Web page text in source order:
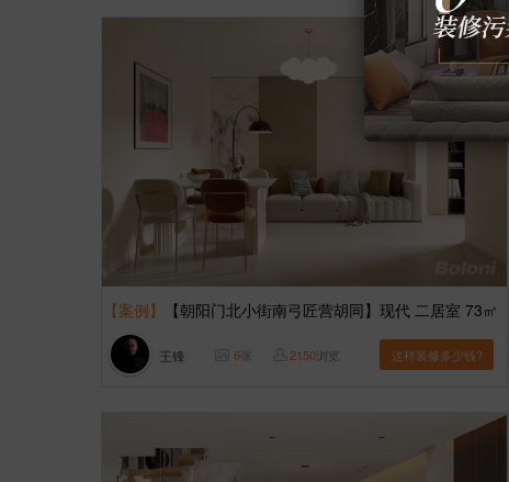
【案例】 【朝阳门北小街南弓匠营胡同】现代 二居室 73㎡
王锋 6张 2150浏览 这样装修多少钱?